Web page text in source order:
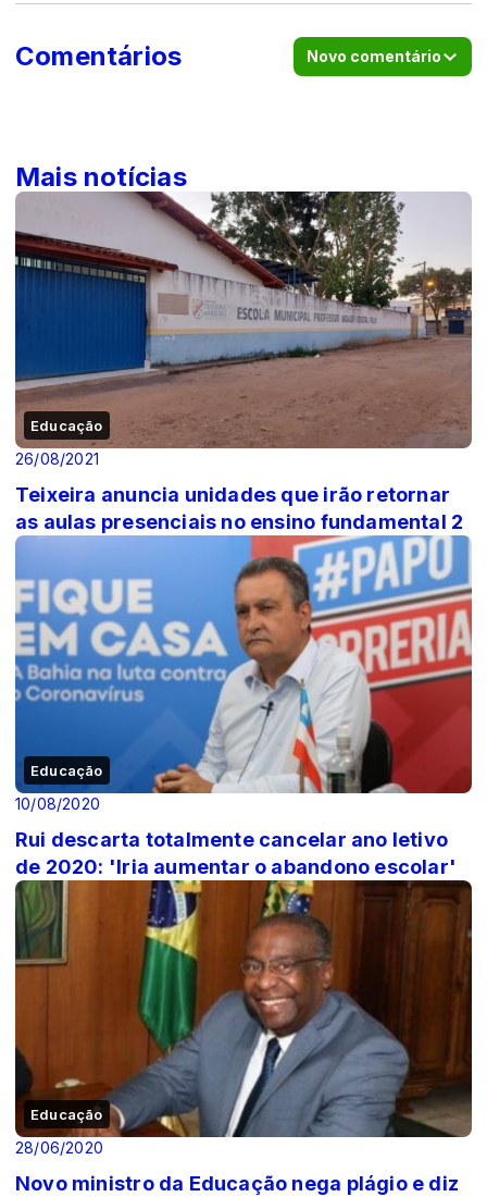
Comentários Novo comentário
Mais notícias
Educação
26/08/2021
Teixeira anuncia unidades que irão retornar
as aulas presenciais no ensino fundamental 2
Educação
10/08/2020
Rui descarta totalmente cancelar ano letivo
de 2020: 'Iria aumentar o abandono escolar'
Educação
28/06/2020
Novo ministro da Educação nega plágio e diz